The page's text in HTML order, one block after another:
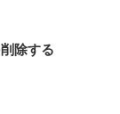
除する